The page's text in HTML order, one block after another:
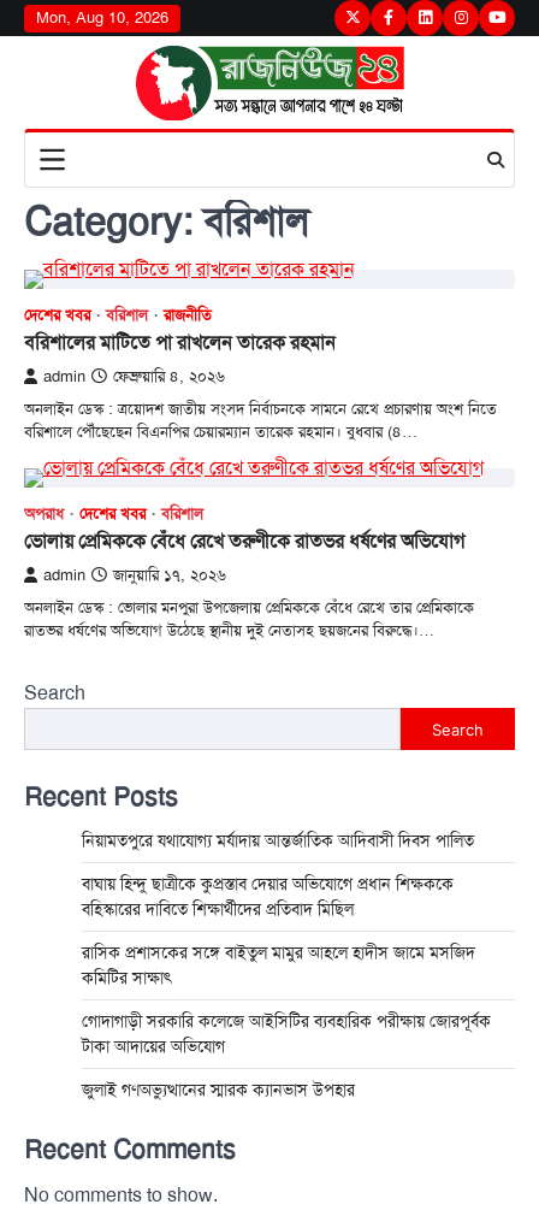
Skip
to
Mon, Aug 10, 2026 TwitterFacebook
LinkedInInstagram
Category:বরিশাল
দেশের খবর বরিশাল রাজনীতি
বরিশালের মাটিতে পা রাখলেন তারেক রহমান
admin
ফেব্রুয়ারি ৪, ২০২৬
অনলাইন ডেস্ক : ত্রয়োদশ জাতীয় সংসদ নির্বাচনকে সামনে রেখে প্রচারণায় অংশ নিতে
বরিশালে পৌঁছেছেন বিএনপির চেয়ারম্যান তারেক রহমান। বুধবার (৪…
অপরাধ দেশের খবর বরিশাল
ভোলায় প্রেমিককে বেঁধে রেখে তরুণীকে রাতভর ধর্ষণের অভিযোগ
admin
জানুয়ারি ১৭, ২০২৬
অনলাইন ডেস্ক : ভোলার মনপুরা উপজেলায় প্রেমিককে বেঁধে রেখে তার প্রেমিকাকে
রাতভর ধর্ষণের অভিযোগ উঠেছে স্থানীয় দুই নেতাসহ ছয়জনের বিরুদ্ধে।…
Search
Search
Recent Posts
নিয়ামতপুরে যথাযোগ্য মর্যাদায় আন্তর্জাতিক আদিবাসী দিবস পালিত
বাঘায় হিন্দু ছাত্রীকে কুপ্রস্তাব দেয়ার অভিযোগে প্রধান শিক্ষককে
বহিস্কারের দাবিতে শিক্ষার্থীদের প্রতিবাদ মিছিল
রাসিক প্রশাসকের সঙ্গে বাইতুল মামুর আহলে হাদীস জামে মসজিদ
কমিটির সাক্ষাৎ
গোদাগাড়ী সরকারি কলেজে আইসিটির ব্যবহারিক পরীক্ষায় জোরপূর্বক
টাকা আদায়ের অভিযোগ
জুলাই গণঅভ্যুত্থানের স্মারক ক্যানভাস উপহার
Recent Comments
No comments to show.